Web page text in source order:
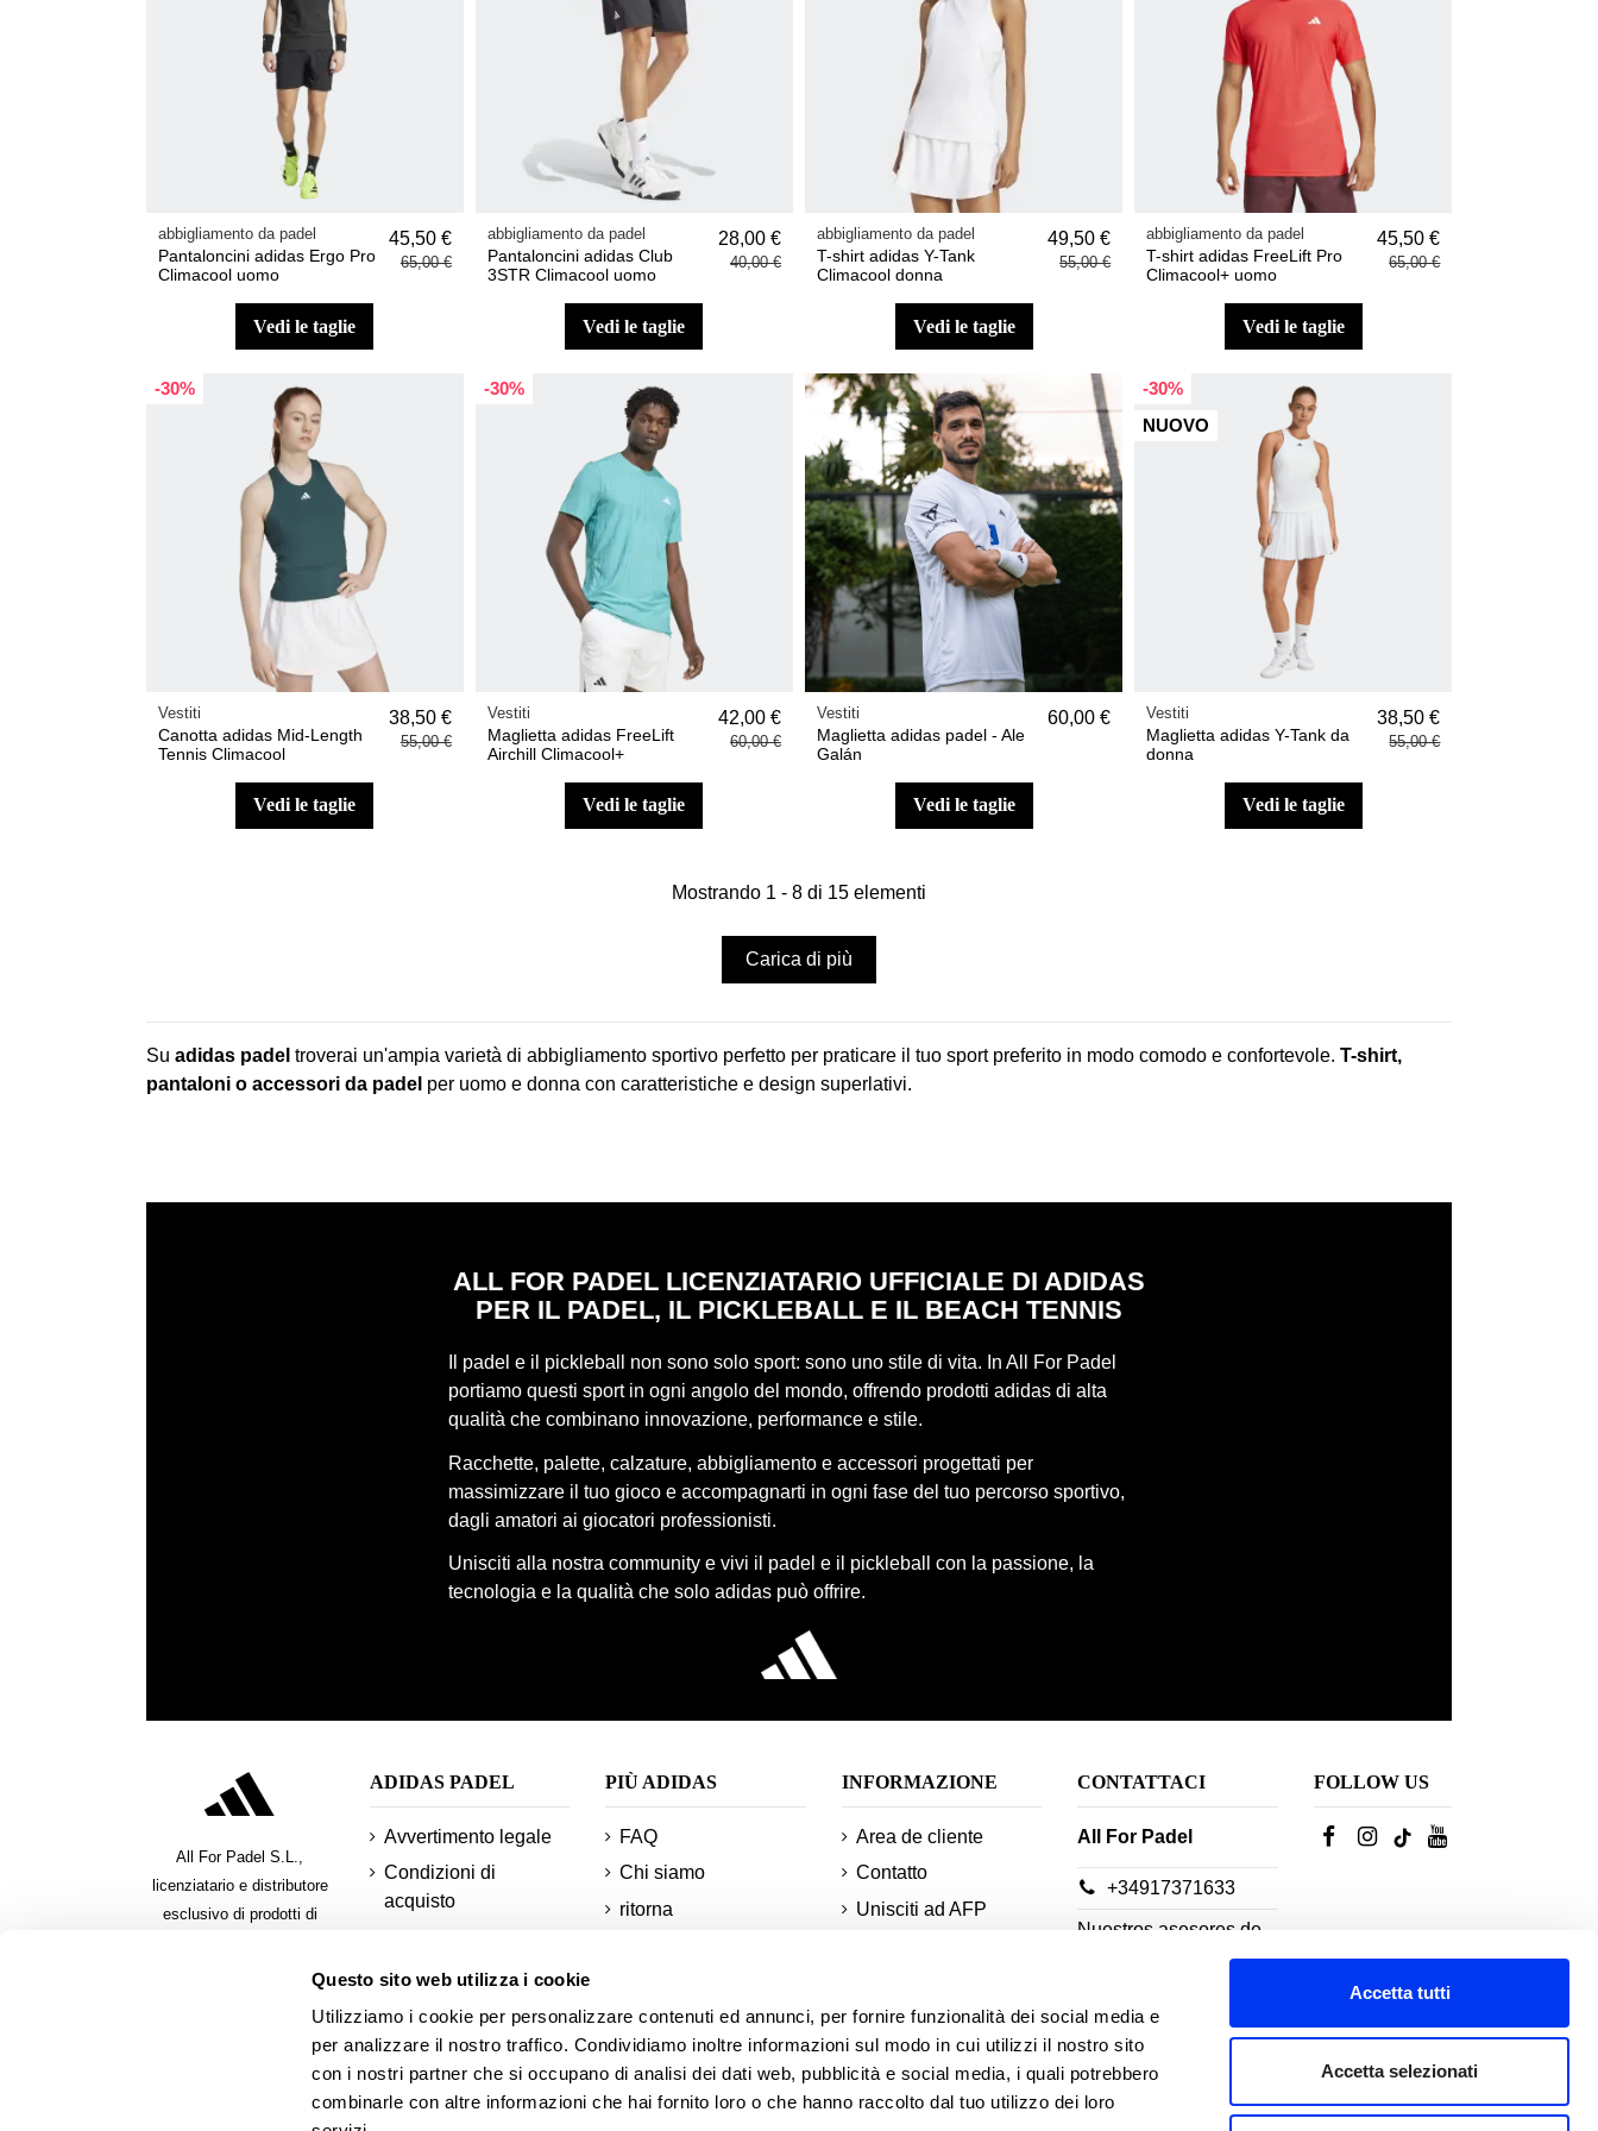
Questo sito web utilizza i cookie
Utilizziamo i cookie per personalizzare contenuti ed annunci, per fornire funzionalità dei social media e
per analizzare il nostro traffico. Condividiamo inoltre informazioni sul modo in cui utilizzi il nostro sito
con i nostri partner che si occupano di analisi dei dati web, pubblicità e social media, i quali potrebbero
combinarle con altre informazioni che hai fornito loro o che hanno raccolto dal tuo utilizzo dei loro
Accetta tutti
Accetta selezionati
abbigliamento da padel
Pantaloncini adidas Ergo Pro
Climacool uomo
45,50 €
65,00 €
vedi le taglie
abbigliamento da padel
Pantaloncini adidas Club
3STR Climacool uomo
28,00 €
40,00 €
vedi le taglie
abbigliamento da padel
T-shirt adidas Y-Tank
Climacool donna
49,50 €
55,00 €
vedi le taglie
abbigliamento da padel
T-shirt adidas FreeLift Pro
Climacool+ uomo
45,50 €
65,00 €
vedi le taglie
-30%
Vestiti
Canotta adidas Mid-Length
Tennis Climacool
38,50 €
55,00 €
vedi le taglie
-30%
Vestiti
Maglietta adidas FreeLift
Airchill Climacool+
42,00 €
60,00 €
vedi le taglie
Vestiti
Maglietta adidas padel - Ale
Galán
60,00 €
vedi le taglie
-30%
NUOVO
Vestiti
Maglietta adidas Y-Tank da
donna
38,50 €
55,00 €
vedi le taglie
Mostrando 1 - 8 di 15 elementi
Carica di più
Su adidas padel troverai un'ampia varietà di abbigliamento sportivo perfetto per praticare il tuo sport preferito in modo comodo e confortevole. T-shirt,
pantaloni o accessori da padel per uomo e donna con caratteristiche e design superlativi.
ALL FOR PADEL LICENZIATARIO UFFICIALE DI ADIDAS
PER IL PADEL, IL PICKLEBALL E IL BEACH TENNIS
Il padel e il pickleball non sono solo sport: sono uno stile di vita. In All For Padel
portiamo questi sport in ogni angolo del mondo, offrendo prodotti adidas di alta
qualità che combinano innovazione, performance e stile.
Racchette, palette, calzature, abbigliamento e accessori progettati per
massimizzare il tuo gioco e accompagnarti in ogni fase del tuo percorso sportivo,
dagli amatori ai giocatori professionisti.
Unisciti alla nostra community e vivi il padel e il pickleball con la passione, la
tecnologia e la qualità che solo adidas può offrire.
All For Padel S.L.,
licenziatario e distributore
esclusivo di prodotti di
ADIDAS PADEL
Avvertimento legale
Condizioni di
acquisto
Metodi di pagamento
sicuri
pagare a rate
PIÙ ADIDAS
FAQ
Chi siamo
ritorna
Informazioni sul tuo
ordine
Notizie
Accademia AFP
INFORMAZIONE
Area de cliente
Contatto
Unisciti ad AFP
Mappa del sito
Sconto per studenti
CONTATTACI
All For Padel
+34917371633
Nuestros asesores de
servicio al cliente están
FOLLOW US